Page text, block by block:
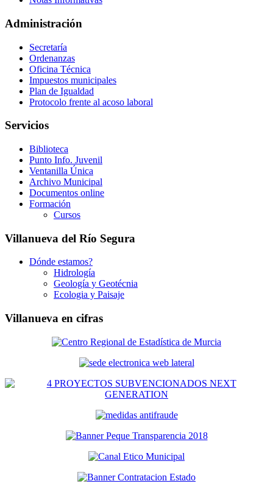
Administración
Secretaría
Ordenanzas
Oficina Técnica
Impuestos municipales
Plan de Igualdad
Protocolo frente al acoso laboral
Servicios
Biblioteca
Punto Info. Juvenil
Ventanilla Única
Archivo Municipal
Documentos online
Formación
Cursos
Villanueva del Río Segura
Dónde estamos?
Hidrología
Geología y Geotécnia
Ecologia y Paisaje
Villanueva en cifras